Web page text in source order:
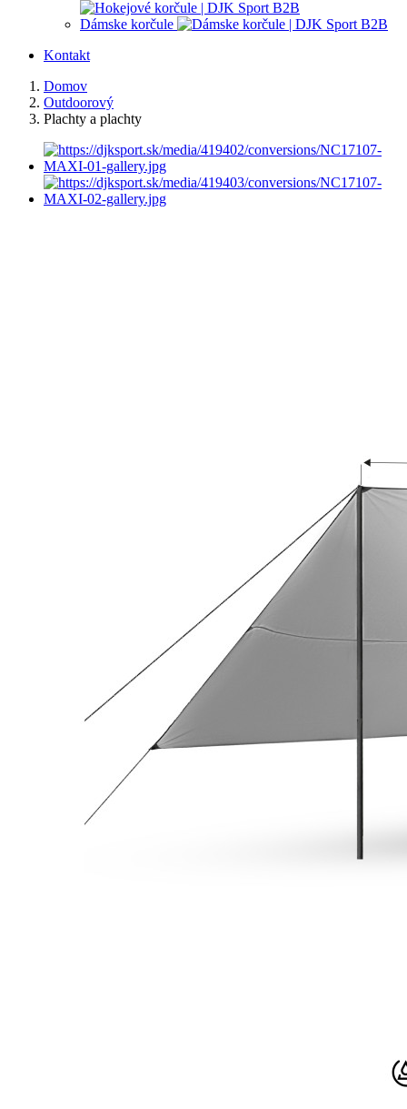
Dámske korčule
Kontakt
Domov
Outdoorový
Plachty a plachty